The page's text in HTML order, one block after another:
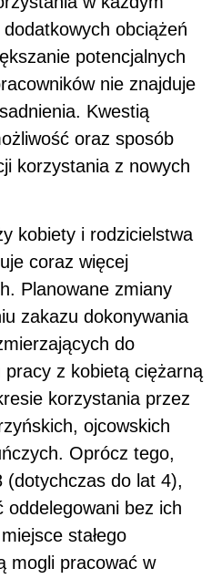
obciążeń
potencjalnych
nie znajduje
Kwestią
oraz sposób
korzystania z nowych
kobiety i rodzicielstwa
coraz więcej
Planowane zmiany
zakazu dokonywania
do
z kobietą ciężarną
korzystania przez
ojcowskich
Oprócz tego,
(dotychczas do lat 4),
oddelegowani bez ich
stałego
mogli pracować w